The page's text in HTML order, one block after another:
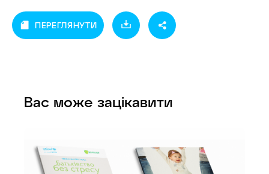
ПЕРЕГЛЯНУТИ
Вас може зацікавити